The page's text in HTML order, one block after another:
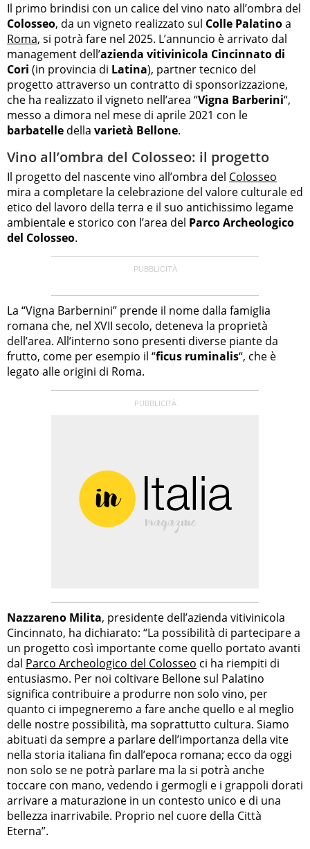
Il primo brindisi con un calice del vino nato all’ombra del
Colosseo, da un vigneto realizzato sul Colle Palatinoa
Roma, si potrà fare nel 2025. L’annuncio è arrivato dal
management dell’azienda vitivinicola Cincinnato di
Cori (in provincia di Latina), partner tecnico del
progetto attraverso un contratto di sponsorizzazione,
che ha realizzato il vigneto nell’area “Vigna Barberini“,
messo a dimora nel mese di aprile 2021 con le
barbatelle della varietà Bellone.
Vino all’ombra del Colosseo: il progetto
Il progetto del nascente vino all’ombra del Colosseo
mira a completare la celebrazione del valore culturale ed
etico del lavoro della terra e il suo antichissimo legame
ambientale e storico con l’area del Parco Archeologico
del Colosseo.
La “Vigna Barbernini” prende il nome dalla famiglia
romana che, nel XVII secolo, deteneva la proprietà
dell’area. All’interno sono presenti diverse piante da
frutto, come per esempio il “ficus ruminalis“, che è
legato alle origini di Roma.
Nazzareno Milita, presidente dell’azienda vitivinicola
Cincinnato, ha dichiarato: “La possibilità di partecipare a
un progetto così importante come quello portato avanti
dal Parco Archeologico del Colosseo ci ha riempiti di
entusiasmo. Per noi coltivare Bellone sul Palatino
significa contribuire a produrre non solo vino, per
quanto ci impegneremo a fare anche quello e al meglio
delle nostre possibilità, ma soprattutto cultura. Siamo
abituati da sempre a parlare dell’importanza della vite
nella storia italiana fin dall’epoca romana; ecco da oggi
non solo se ne potrà parlare ma la si potrà anche
toccare con mano, vedendo i germogli e i grappoli dorati
arrivare a maturazione in un contesto unico e di una
bellezza inarrivabile. Proprio nel cuore della Città
Eterna”.